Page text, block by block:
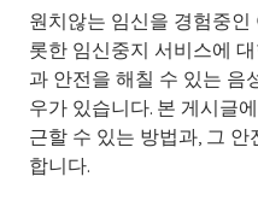
원치않는 임신을 경험중
롯한 임신중지 서비스에
과 안전을 해칠 수 있는 음
우가 있습니다. 본 게시글
근할 수 있는 방법과, 그
합니다.